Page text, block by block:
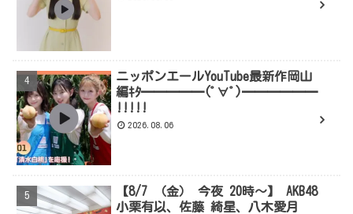
ニッポンエールYouTube最新作岡山
編ｷﾀ━━━━━(ﾟ∀ﾟ)━━━━━━
!!!!!
2026.08.06
【8/7 （金） 今夜 20時～】 AKB48
小栗有以、佐藤 綺星、八木愛月